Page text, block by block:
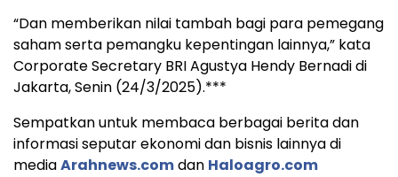
“Dan memberikan nilai tambah bagi para pemegang
saham serta pemangku kepentingan lainnya,” kata
Corporate Secretary BRI Agustya Hendy Bernadi di
Jakarta, Senin (24/3/2025).***
Sempatkan untuk membaca berbagai berita dan
informasi seputar ekonomi dan bisnis lainnya di
mediaArahnews.comdan Haloagro.com